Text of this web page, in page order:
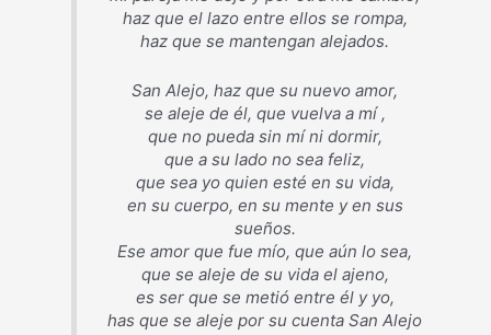
haz que el lazo entre ellos se rompa,
haz que se mantengan alejados.
San Alejo, haz que su nuevo amor,
se aleje de él, que vuelva a mí ,
que no pueda sin mí ni dormir,
que a su lado no sea feliz,
que sea yo quien esté en su vida,
en su cuerpo, en su mente y en sus
sueños.
Ese amor que fue mío, que aún lo sea,
que se aleje de su vida el ajeno,
es ser que se metió entre él y yo,
has que se aleje por su cuenta San Alejo